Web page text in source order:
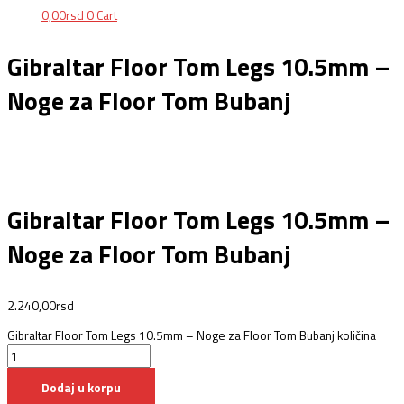
0,00rsd 0 Cart
Gibraltar Floor Tom Legs 10.5mm –
Noge za Floor Tom Bubanj
Gibraltar Floor Tom Legs 10.5mm –
Noge za Floor Tom Bubanj
2.240,00rsd
Gibraltar Floor Tom Legs 10.5mm – Noge za Floor Tom Bubanj količina
Dodaj u korpu